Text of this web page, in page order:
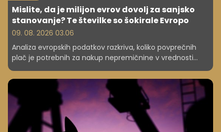
Mislite, da je milijon evrov dovolj za sanjsko
stanovanje? Te številke so šokirale Evropo
09. 08. 2026 03.06
Analiza evropskih podatkov razkriva, koliko povprečnih
plač je potrebnih za nakup nepremičnine v vrednosti
državami pa so ogromne.